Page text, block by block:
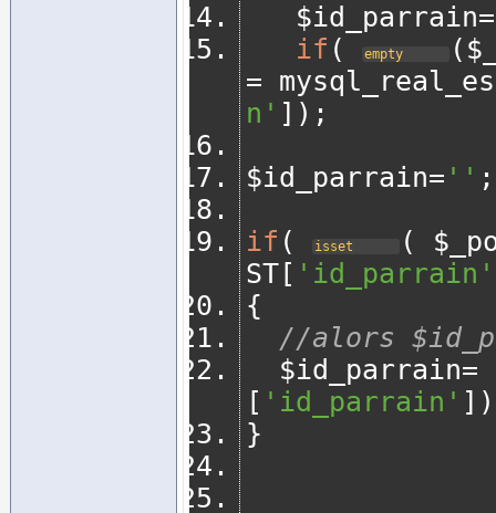
   $id_parrain
=
if ( empty (
=
n' ]);
$id_parrain= '' ;
if ( isset (
ST [ 'id_parrain'
{
//alors
	$id_parrain
=
[ 'id_parrain'
}